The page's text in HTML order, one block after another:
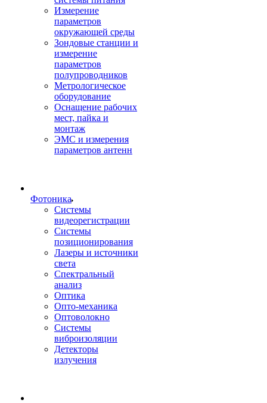
Измерение
параметров
окружающей среды
Зондовые станции и
измерение
параметров
полупроводников
Метрологическое
оборудование
Оснащение рабочих
мест, пайка и
монтаж
ЭМС и измерения
параметров антенн
Фотоника
Cистемы
видеорегистрации
Системы
позиционирования
Лазеры и источники
света
Спектральный
анализ
Оптика
Опто-механика
Оптоволокно
Системы
виброизоляции
Детекторы
излучения